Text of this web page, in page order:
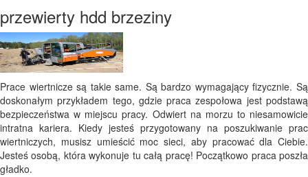
przewierty hdd brzeziny
Prace wiertnicze są takie same. Są bardzo wymagający fizycznie. Są
doskonałym przykładem tego, gdzie praca zespołowa jest podstawą
bezpieczeństwa w miejscu pracy. Odwiert na morzu to niesamowicie
intratna kariera. Kiedy jesteś przygotowany na poszukiwanie prac
wiertniczych, musisz umieścić moc sieci, aby pracować dla Ciebie.
Jesteś osobą, która wykonuje tu całą pracę! Początkowo praca poszła
gładko.